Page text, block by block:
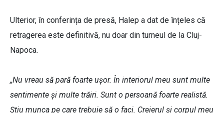
Ulterior, în conferința de presă, Halep a dat de înțeles că
retragerea este definitivă, nu doar din turneul de la Cluj-
Napoca.
„Nu vreau să pară foarte ușor. În interiorul meu sunt multe
sentimente și multe trăiri. Sunt o persoană foarte realistă.
Știu munca pe care trebuie să o faci. Creierul și corpul meu